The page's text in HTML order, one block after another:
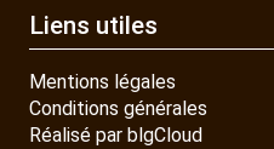
Liens utiles
Mentions légales
Conditions générales
Réalisé par blgCloud